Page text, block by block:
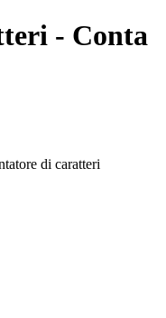
- Conta
di caratteri